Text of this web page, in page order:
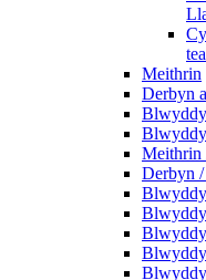
Meithrin
Derbyn
Meithrin
Derbyn